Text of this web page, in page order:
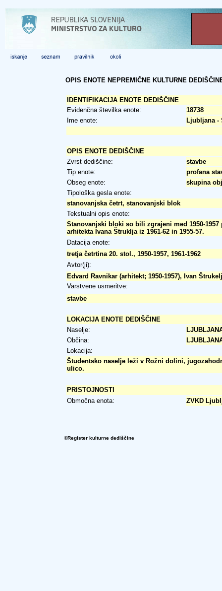
OPIS ENOTE NEPREMIČNE KULTURNE
IDENTIFIKACIJA ENOTE DEDIŠČINE
Evidenčna številka enote:
18738
Ime enote:
Ljubljana -
OPIS ENOTE DEDIŠČINE
Zvrst dediščine:
stavbe
Tip enote:
profana
Obseg enote:
skupina
Tipološka gesla enote:
stanovanjska četrt, stanovanjski blok
Tekstualni opis enote:
Stanovanjski bloki so bili zgrajeni med 1950-
arhitekta Ivana Štruklja iz 1961-62 in 1955-57.
Datacija enote:
tretja četrtina 20. stol., 1950-1957, 1961-1962
Avtor(ji):
Edvard Ravnikar (arhitekt; 1950-1957), Ivan
Varstvene usmeritve:
stavbe
LOKACIJA ENOTE DEDIŠČINE
Naselje:
Občina:
Lokacija:
Študentsko naselje leži v Rožni dolini,
ulico.
PRISTOJNOSTI
Območna enota:
ZVKD
©Register kulturne dediščine